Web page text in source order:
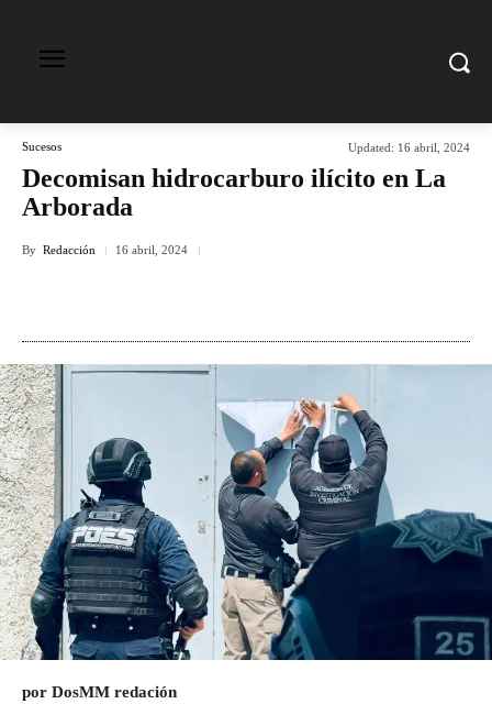
Sucesos Updated: 16 abril, 2024
Decomisan hidrocarburo ilícito en La
Arborada
By Redacción 16 abril, 2024
por DosMM redación